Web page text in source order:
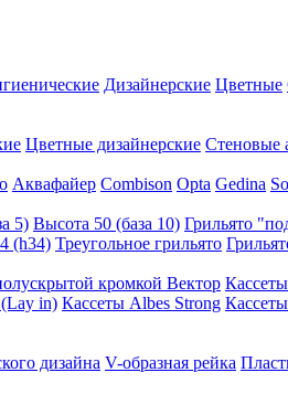
Дизайнерские Цветные
Цветные дизайнерские Стеновые
Аквафайер Combison Opta Gedina
5) Высота 50 (база 10) Грильято
(h34) Треугольное грильято
кромкой Вектор
in) Кассеты Albes Strong
дизайна V-образная рейка